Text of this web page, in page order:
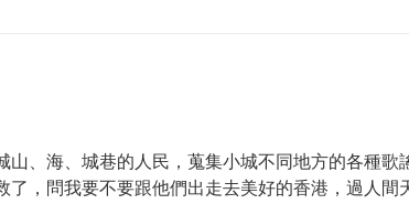
、海、城巷的人民，蒐集小城不同地方的各種
，問我要不要跟他們出走去美好的香港，過人